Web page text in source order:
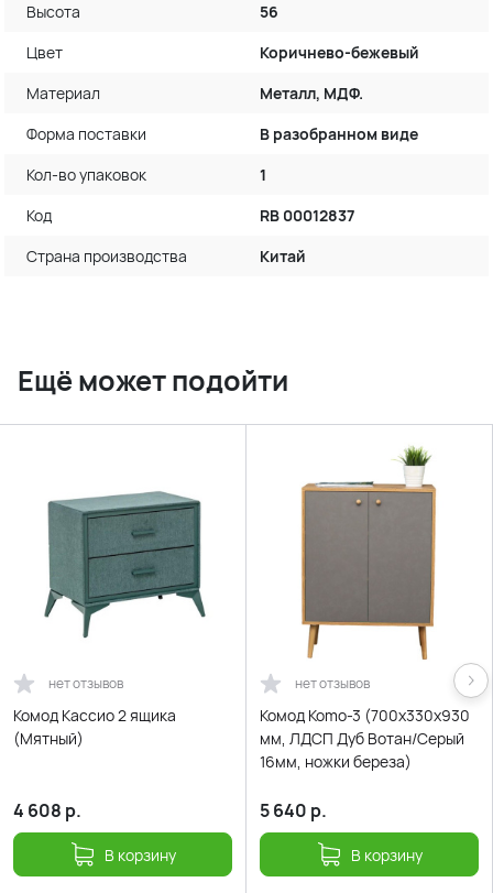
Высота
56
Цвет
Коричнево-бежевый
Материал
Металл, МДФ.
Форма поставки
В разобранном виде
Кол-во упаковок
1
Код
RB 00012837
Страна производства
Китай
Ещё может подойти
нет отзывов
Комод Кассио 2 ящика
(Мятный)
4 608 р.
В корзину
нет отзывов
Комод Komo-3 (700х330х930
мм, ЛДСП Дуб Вотан/Серый
16мм, ножки береза)
5 640 р.
В корзину